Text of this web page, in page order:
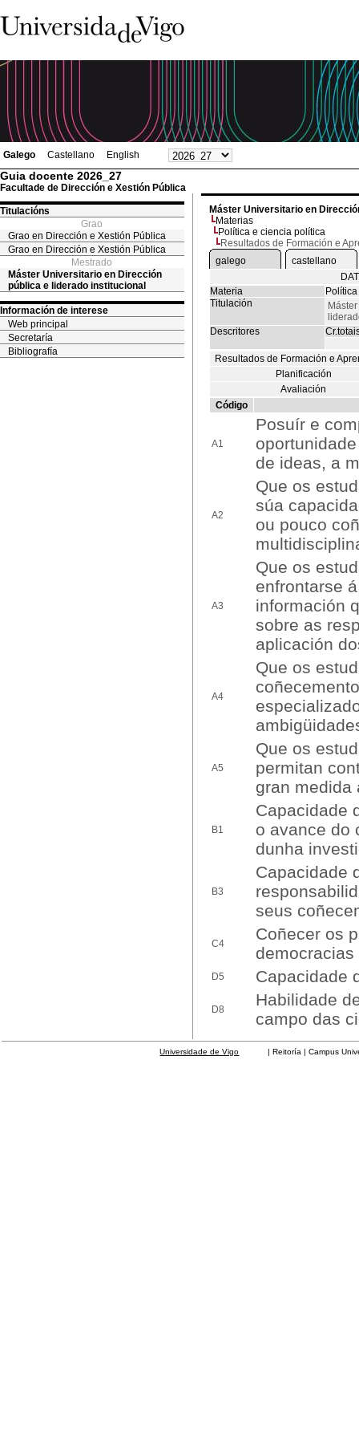
Galego Castellano English
Guia docente 2026_27
Facultade de Dirección e Xestión Pública
Titulacións
Grao
Grao en Dirección e Xestión Pública
Grao en Dirección e Xestión Pública
Mestrado
Máster Universitario en Dirección
pública e liderado institucional
Información de interese
Web principal
Secretaría
Bibliografía
Máster Universitario en
Materias
Política e ciencia política
Resultados de Formación e
galego
castellano
Materia
Titulación
Descritores
Resultados de Formación e
Planificación
Avaliación
Código
A1
Posuír e
de ideas, a
A2
Que os
súa
ou pouco
A3
Que os
enfrontarse
información
sobre as
aplicación
A4
Que os
A5
Que os
permitan
gran medida
B1
Capacidade
o avance do
dunha
B3
Capacidade
seus
C4
Coñecer os
democracias
D5 Capacidade
D8
Habilidade
campo das
Universidade de Vigo | Reitoría | Campus